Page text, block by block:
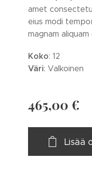
amet
eius modi
magnam
Koko: 12
Väri: Valkoinen
465,00 €
Lisää